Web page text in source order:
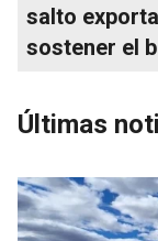
salto
sostener el
Últimas